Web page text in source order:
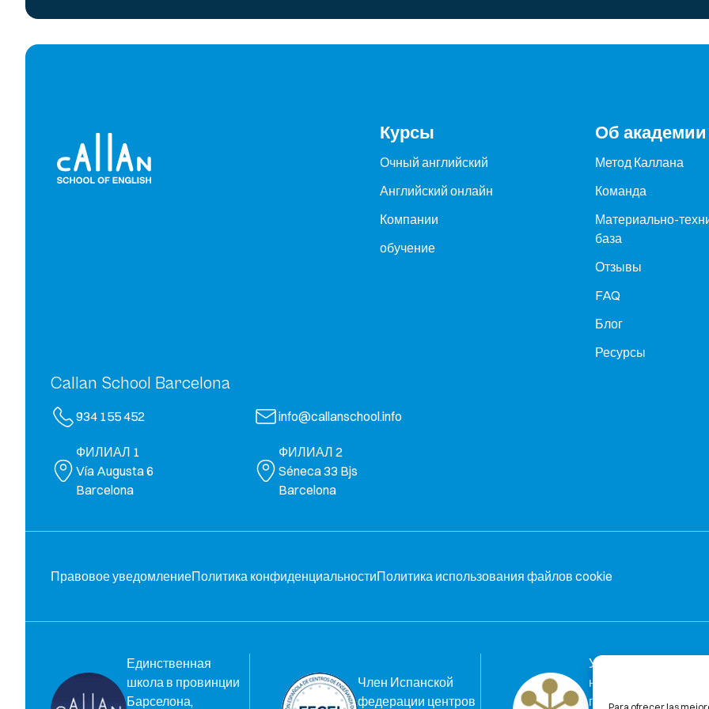
Курсы
Очный английский
Английский онлайн
Компании
обучение
Об академии
Метод Каллана
Команда
Материально-
база
Отзывы
FAQ
Блог
Ресурсы
Callan School Barcelona
934 155 452 info@callanschool.info
ФИЛИАЛ 1
Vía Augusta 6
Barcelona
ФИЛИАЛ 2
Séneca 33 Bjs
Barcelona
Правовое уведомлениеПолитика конфиденциальностиПолитика использования файлов cookie
Единственная
школа в провинции
Барселона,
Член Испанской
федерации центров
Узнайте, почему мы
на 100%
гарантируем вам